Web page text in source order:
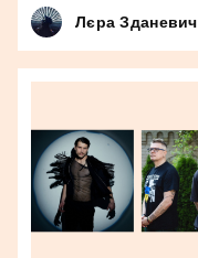
Лєра Зданевич